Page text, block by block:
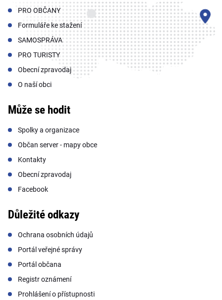
PRO OBČANY
Formuláře ke stažení
SAMOSPRÁVA
PRO TURISTY
Obecní zpravodaj
O naší obci
Může se hodit
Spolky a organizace
Občan server - mapy obce
Kontakty
Obecní zpravodaj
Facebook
Důležité odkazy
Ochrana osobních údajů
Portál veřejné správy
Portál občana
Registr oznámení
Prohlášení o přístupnosti